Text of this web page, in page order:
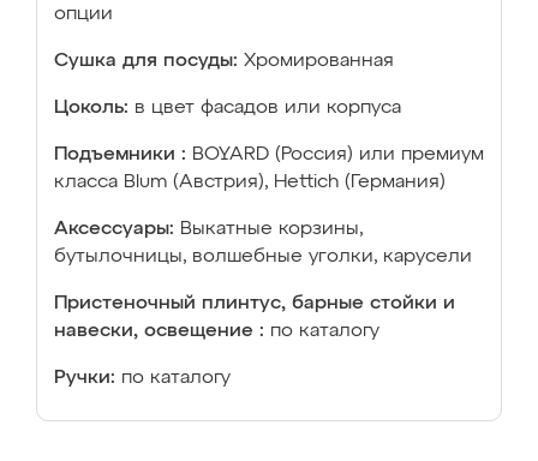
опции
Сушка для посуды: Хромированная
Цоколь: в цвет фасадов или корпуса
Подъемники : BOYARD (Россия) или премиум
класса Blum (Австрия), Hettich (Германия)
Аксессуары: Выкатные корзины,
бутылочницы, волшебные уголки, карусели
Пристеночный плинтус, барные стойки и
навески, освещение : по каталогу
Ручки: по каталогу